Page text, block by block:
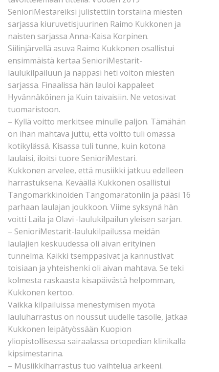
SenioriMestareiksi julistettiin torstaina miesten
sarjassa kiuruvetisjuurinen Raimo Kukkonen ja
naisten sarjassa Anna-Kaisa Korpinen.
Siilinjärvellä asuva Raimo Kukkonen osallistui
ensimmäistä kertaa SenioriMestarit-
laulukilpailuun ja nappasi heti voiton miesten
sarjassa. Finaalissa hän lauloi kappaleet
Hyvännäköinen ja Kuin taivaisiin. Ne vetosivat
tuomaristoon.
– Kyllä voitto merkitsee minulle paljon. Tämähän
on ihan mahtava juttu, että voitto tuli omassa
kotikylässä. Kisassa tuli tunne, kuin kotona
laulaisi, iloitsi tuore SenioriMestari.
Kukkonen arvelee, että musiikki jatkuu edelleen
harrastuksena. Keväällä Kukkonen osallistui
Tangomarkkinoiden Tangomaratoniin ja pääsi 16
parhaan laulajan joukkoon. Viime syksynä hän
voitti Laila ja Olavi -laulukilpailun yleisen sarjan.
– SenioriMestarit-laulukilpailussa meidän
laulajien keskuudessa oli aivan erityinen
tunnelma. Kaikki tsemppasivat ja kannustivat
toisiaan ja yhteishenki oli aivan mahtava. Se teki
kolmesta raskaasta kisapäivästä helpomman,
Kukkonen kertoo.
Vaikka kilpailuissa menestymisen myötä
lauluharrastus on noussut uudelle tasolle, jatkaa
Kukkonen leipätyössään Kuopion
yliopistollisessa sairaalassa ortopedian klinikalla
kipsimestarina.
– Musiikkiharrastus tuo vaihtelua arkeeni.